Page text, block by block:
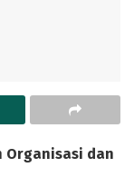
Organisasi dan